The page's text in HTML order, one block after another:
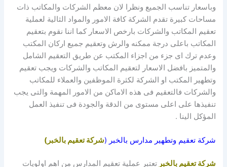
وباسعار تناسب الجميع ونظرا لان معظم الشركات والمكاتب ذات
مساحات كبيرة تقدم الشركة كافة الامور والمواد الثالية لعملية
تعقيم المكاتب والشركات بارخص الاسعار كما اننا نقوم بتعقيم
المكاتب باعلى درجة ممكنه والرش وتعقيم جميع اركان المكتب
وعدم ترك اى جزء من اجزاء المكتب عن طريق التعقيم الشامل
والمتميز بافضل الاسعار لتعقيم المكاتب والشركات ويجب تعقيم
وتطهير المكتب او الشركة لكثرة الموظفين والعملاء للمكاتب
والشركات فالتعقيم فى هذه الاماكن من الامور المهمة والتى يجب
تنفيذها على اعلى مستوى من الدقة والجودة فى تنفيذ العمل
المؤكل الينا .
شركة تعقيم وتطهير مدارس بالخبر (شركة تعقيم بالخبر)
شركة تعقيم بالخبرتعتبر عملية تعقيم المدارس من اهم اولويات